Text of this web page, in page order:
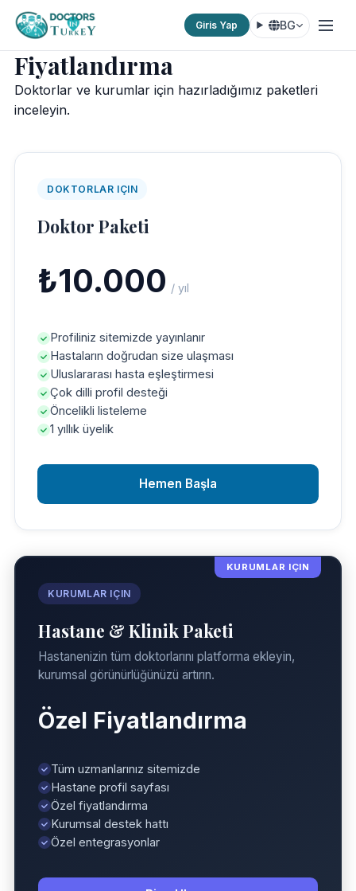
Giris Yap BG
Fiyatlandırma
Doktorlar ve kurumlar için hazırladığımız paketleri
inceleyin.
DOKTORLAR IÇIN
Doktor Paketi
₺10.000 / yıl
Profiliniz sitemizde yayınlanır
Hastaların doğrudan size ulaşması
Uluslararası hasta eşleştirmesi
Çok dilli profil desteği
Öncelikli listeleme
1 yıllık üyelik
Hemen Başla
KURUMLAR IÇIN
KURUMLAR IÇIN
Hastane & Klinik Paketi
Hastanenizin tüm doktorlarını platforma ekleyin,
kurumsal görünürlüğünüzü artırın.
Özel Fiyatlandırma
Tüm uzmanlarınız sitemizde
Hastane profil sayfası
Özel fiyatlandırma
Kurumsal destek hattı
Özel entegrasyonlar